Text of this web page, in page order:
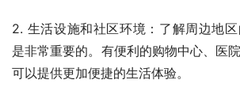
2. 生活设施和社区环境：了解周边地
是非常重要的。有便利的购物中心、医
可以提供更加便捷的生活体验。